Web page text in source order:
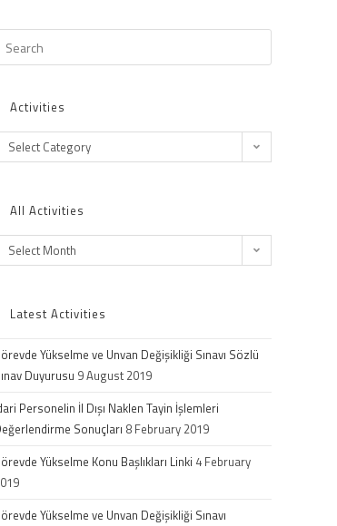
Activities
Select Category
All Activities
Select Month
Latest Activities
Yükselme ve Unvan Değişikliği Sınavı Sözlü
Duyurusu 9 August 2019
Personelin İl Dışı Naklen Tayin İşlemleri
Sonuçları 8 February 2019
Yükselme Konu Başlıkları Linki 4 February
Yükselme ve Unvan Değişikliği Sınavı